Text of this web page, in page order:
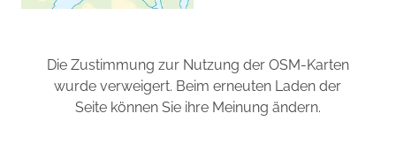
Die Zustimmung zur Nutzung der OSM-Karten
wurde verweigert. Beim erneuten Laden der
Seite können Sie ihre Meinung ändern.